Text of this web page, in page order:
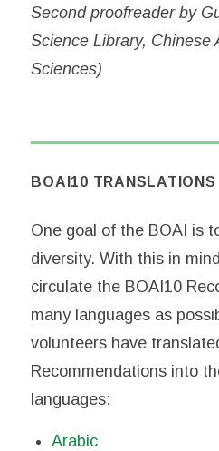
Second proofreader by
Science Library, Chinese
Sciences)
BOAI10 TRANSLATIONS
One goal of the BOAI is
diversity. With this in
circulate the BOAI10
many languages as
volunteers have
Recommendations into
languages:
Arabic